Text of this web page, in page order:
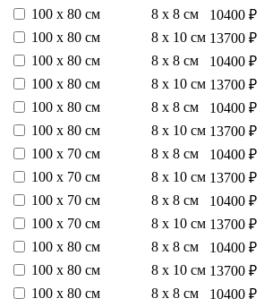
100 х 80 см
8 х 8 см
10400 ₽
100 х 80 см
8 х 10 см 13700 ₽
100 х 80 см
8 х 8 см
10400 ₽
100 х 80 см
8 х 10 см 13700 ₽
100 х 80 см
8 х 8 см
10400 ₽
100 х 80 см
8 х 10 см 13700 ₽
100 х 70 см
8 х 8 см
10400 ₽
100 х 70 см
8 х 10 см 13700 ₽
100 х 70 см
8 х 8 см
10400 ₽
100 х 70 см
8 х 10 см 13700 ₽
100 х 80 см
8 х 8 см
10400 ₽
100 х 80 см
8 х 10 см 13700 ₽
100 х 80 см
8 х 8 см
10400 ₽